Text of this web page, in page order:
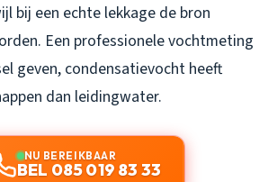
bij een echte lekkage de bron
Een professionele vochtmeting
geven, condensatievocht heeft
dan leidingwater.
NU BEREIKBAAR
BEL 085 019 83 33